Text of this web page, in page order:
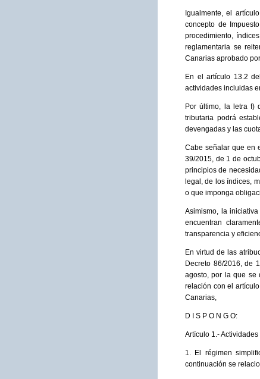
Igualmente, el
concepto de
procedimiento,
reglamentaria se
Canarias aprobado
En el artículo 13.2
actividades incluidas
Por último, la letra f)
tributaria podrá
devengadas y las
Cabe señalar que en
39/2015, de 1 de
principios de
legal, de los índices,
o que imponga
Asimismo, la
encuentran
transparencia y
En virtud de las
Decreto 86/2016, de
agosto, por la que se
relación con el
Canarias,
D I S P O N G O:
Artículo 1.-
1. El régimen
continuación se